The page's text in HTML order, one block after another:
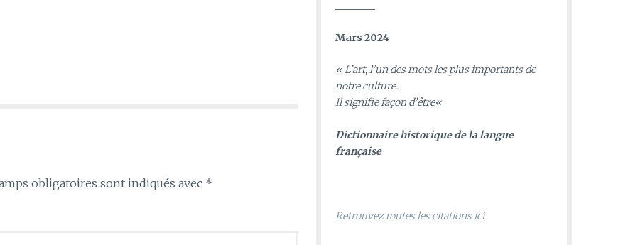
obligatoires sont indiqués avec *
Mars 2024
«L’art, l’un des mots les plus importants de
notre culture.
Il signifie façon d’être«
Dictionnaire historique de la langue
française
Retrouvez toutes les citations ici